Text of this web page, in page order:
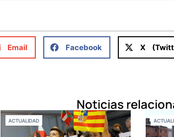
Email Facebook X
Noticias
ACTUALIDAD